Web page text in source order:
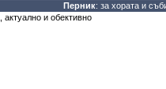
Перник: за хората и
и обективно